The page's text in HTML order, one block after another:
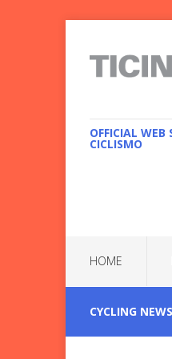
OFFICIAL WEB
CICLISMO
HOME
CYCLING NEWS